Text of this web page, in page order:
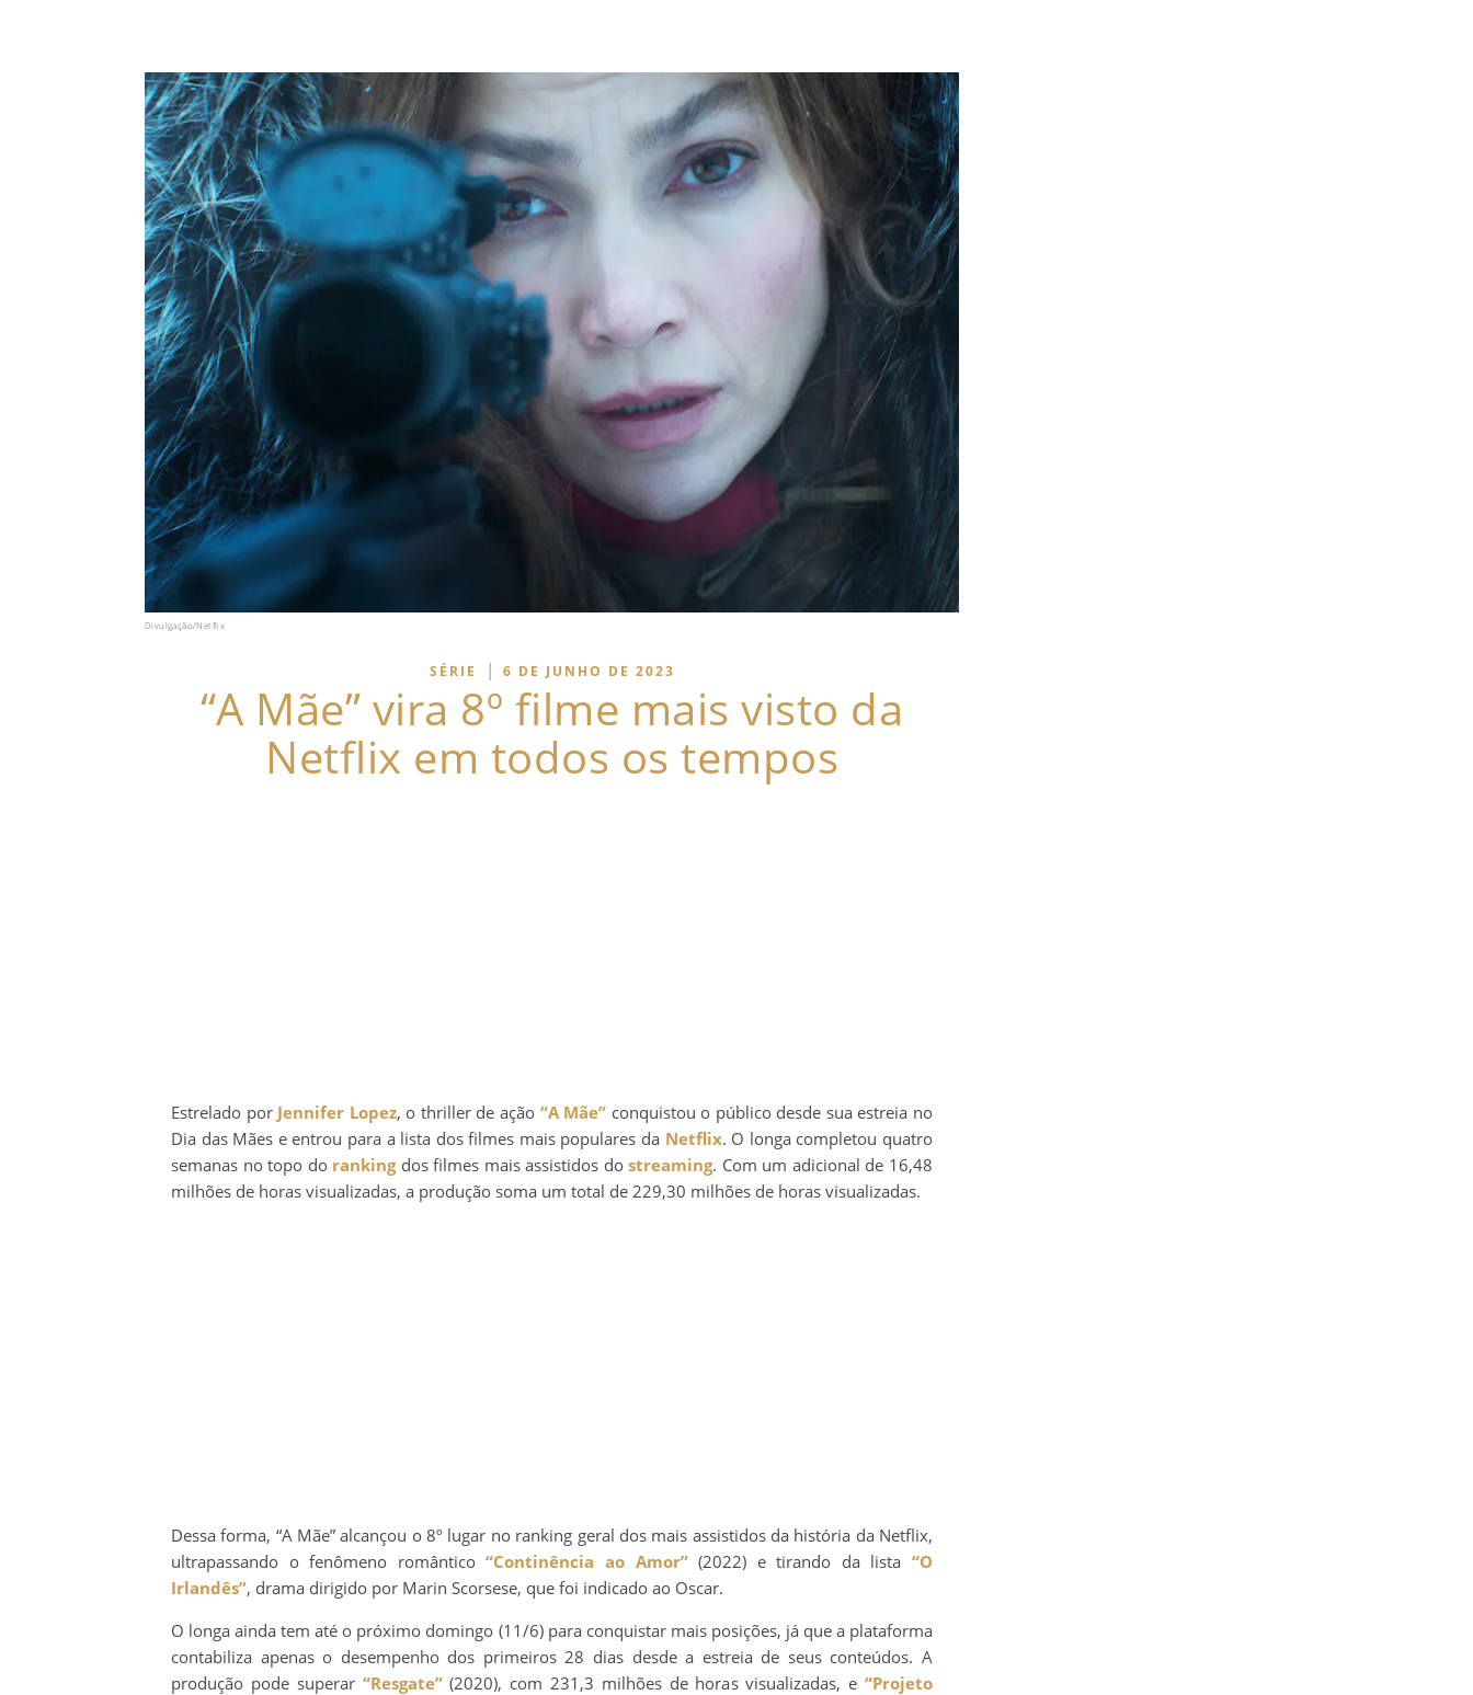
Divulgação/Netflix
SÉRIE | 6 DE JUNHO DE 2023
“A Mãe” vira 8º filme mais visto da
Netflix em todos os tempos
Estrelado por Jennifer Lopez, o thriller de ação “A Mãe” conquistou o público desde sua estreia no
Dia das Mães e entrou para a lista dos filmes mais populares da Netflix. O longa completou quatro
semanas no topo do rankingdos filmes mais assistidos dostreaming. Com um adicional de 16,48
milhões de horas visualizadas, a produção soma um total de 229,30 milhões de horas visualizadas.
Dessa forma, “A Mãe” alcançou o 8º lugar no ranking geral dos mais assistidos da história da Netflix,
ultrapassando o fenômeno romântico“Continência ao Amor”(2022) e tirando da lista“O
Irlandês”, drama dirigido por Marin Scorsese, que foi indicado ao Oscar.
O longa ainda tem até o próximo domingo (11/6) para conquistar mais posições, já que a plataforma
contabiliza apenas o desempenho dos primeiros 28 dias desde a estreia de seus conteúdos. A
produção pode superar “Resgate”(2020), com 231,3 milhões de horas visualizadas, e “Projeto